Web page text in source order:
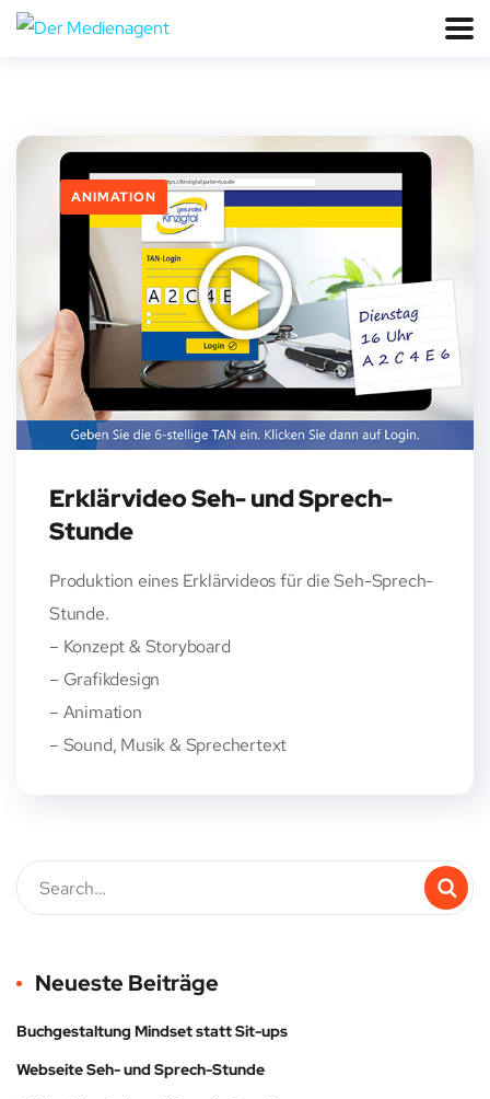
ANIMATION
Erklärvideo Seh- und Sprech-
Stunde
Produktion eines Erklärvideos für die Seh-Sprech-
Stunde.
– Konzept & Storyboard
– Grafikdesign
– Animation
– Sound, Musik & Sprechertext
Neueste Beiträge
Buchgestaltung Mindset statt Sit-ups
Webseite Seh- und Sprech-Stunde